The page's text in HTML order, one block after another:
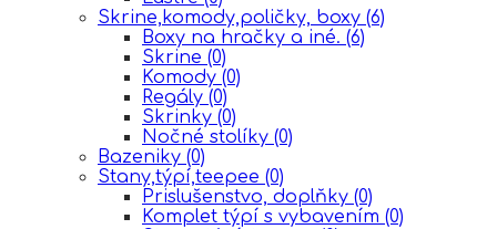
Skrine,komody,poličky, boxy (6)
Boxy na hračky a iné. (6)
Skrine (0)
Komody (0)
Regály (0)
Skrinky (0)
Nočné stolíky (0)
Bazeniky (0)
Stany,týpí,teepee (0)
Prislušenstvo, doplňky (0)
Komplet týpí s vybavením (0)